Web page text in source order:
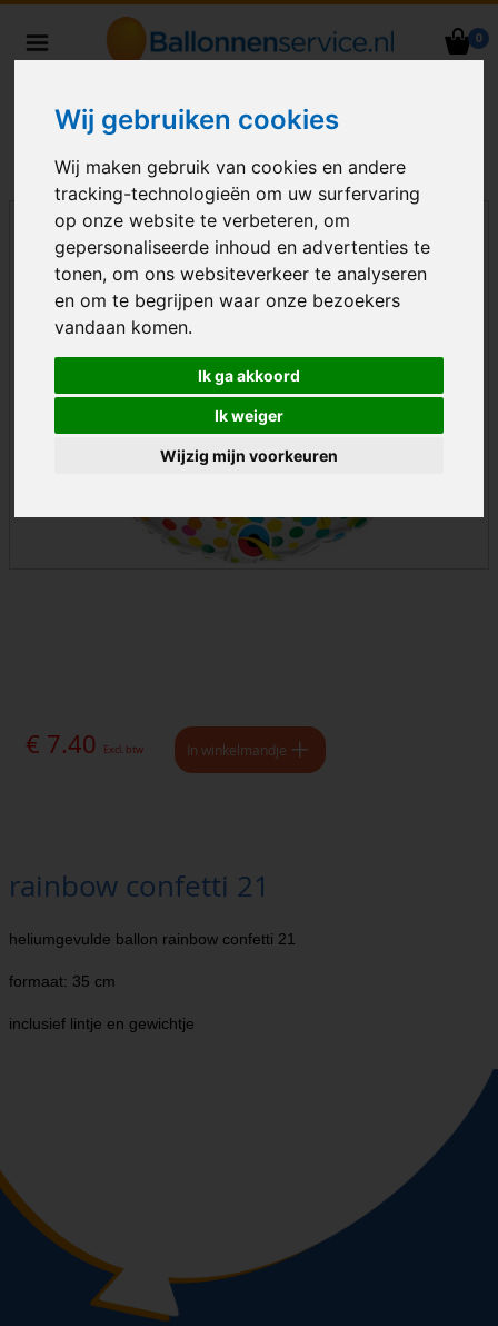
Wij gebruiken cookies
Wij maken gebruik van cookies en andere
tracking-technologieën om uw surfervaring
op onze website te verbeteren, om
gepersonaliseerde inhoud en advertenties te
tonen, om ons websiteverkeer te analyseren
en om te begrijpen waar onze bezoekers
vandaan komen.
Ik ga akkoord
Ik weiger
Wijzig mijn voorkeuren
0
Nederland
€ 7.40 Excl. btw In winkelmandje
rainbow confetti 21
heliumgevulde ballon rainbow confetti 21
formaat: 35 cm
inclusief lintje en gewichtje